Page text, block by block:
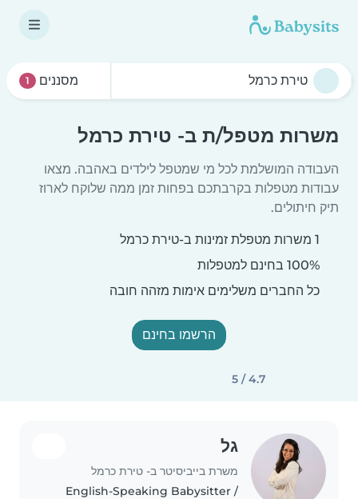
מסננים 1
משרות מטפל/ת ב- טירת כרמל
העבודה המושלמת לכל מי שמטפל לילדים באהבה. מצאו
עבודות מטפלות בקרבתכם בפחות זמן ממה שלוקח לארוז
תיק חיתולים.
1 משרות מטפלת זמינות ב-טירת כרמל
כל החברים משלימים אימות מזהה חובה
הרשמו בחינם
4.7 / 5
גל
משרת בייביסיטר ב- טירת כרמל
English-Speaking Babysitter /